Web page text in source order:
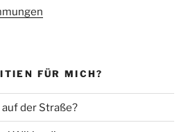
FÜR MICH?
der Straße?